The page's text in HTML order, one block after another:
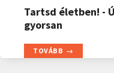
Tartsd életben! -
gyorsan
TOVÁBB